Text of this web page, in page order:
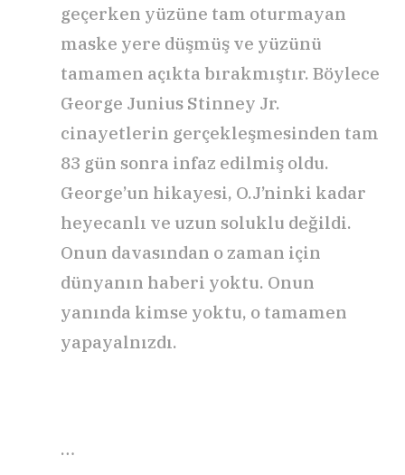
geçerken yüzüne tam oturmayan
maske yere düşmüş ve yüzünü
tamamen açıkta bırakmıştır. Böylece
George Junius Stinney Jr.
cinayetlerin gerçekleşmesinden tam
83 gün sonra infaz edilmiş oldu.
George’un hikayesi, O.J’ninki kadar
heyecanlı ve uzun soluklu değildi.
Onun davasından o zaman için
dünyanın haberi yoktu. Onun
yanında kimse yoktu, o tamamen
yapayalnızdı.
…